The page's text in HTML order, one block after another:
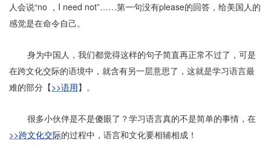
人会说“no ，I need not”……第一句没有please的回答，给美国人的
感觉是在命令自己。
身为中国人，我们都觉得这样的句子简直再正常不过了，可是
在跨文化交际的语境中，就含有另一层意思了，这就是学习语言最
难的部分【>>语用】。
很多小伙伴是不是傻眼了？学习语言真的不是简单的事情，在
>>跨文化交际的过程中，语言和文化要相辅相成！